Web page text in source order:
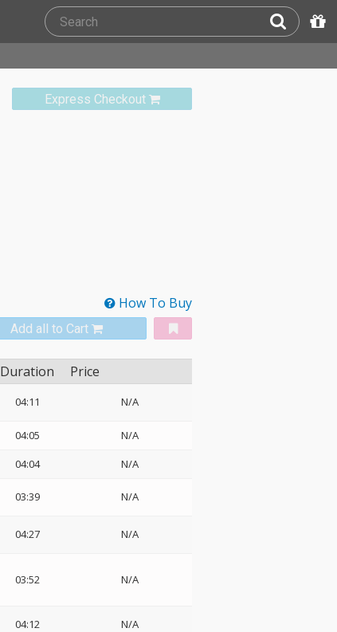
Express Checkout
How To Buy
Add all to Cart
Duration Price
04:11 N/A
04:05
N/A
04:04 N/A
03:39 N/A
04:27 N/A
03:52 N/A
04:12 N/A